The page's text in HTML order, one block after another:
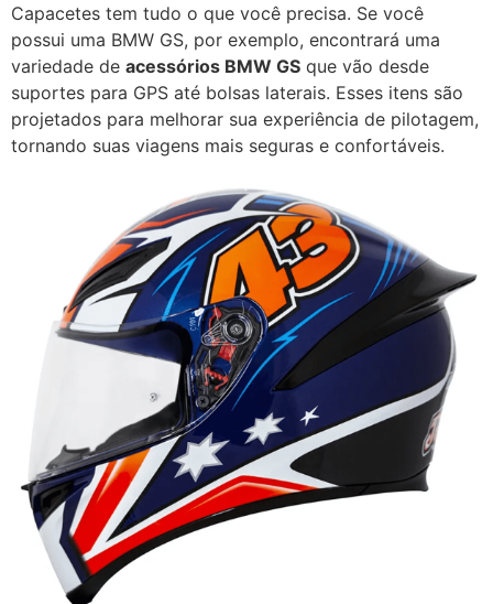
Capacetes tem tudo o que você precisa. Se você
possui uma BMW GS, por exemplo, encontrará uma
variedade de acessórios BMW GS que vão desde
suportes para GPS até bolsas laterais. Esses itens são
projetados para melhorar sua experiência de pilotagem,
tornando suas viagens mais seguras e confortáveis.